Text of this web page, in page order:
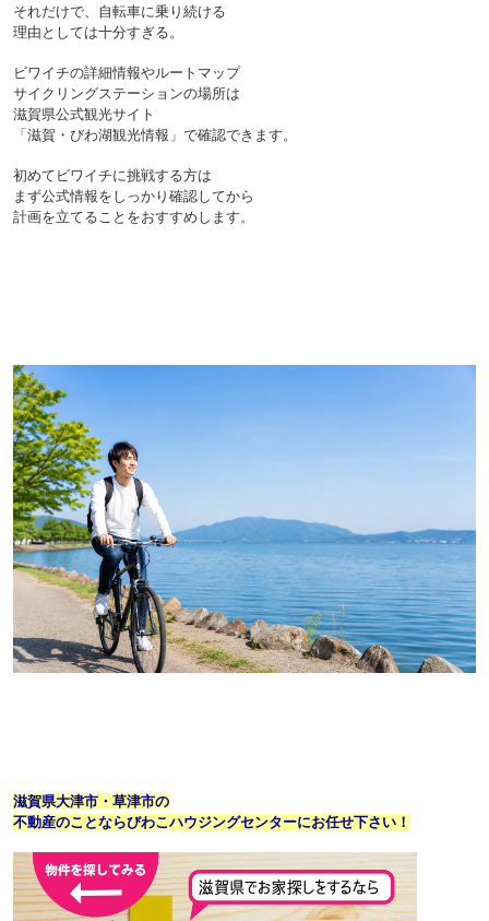
それだけで、自転車に乗り続ける
理由としては十分すぎる。
ビワイチの詳細情報やルートマップ
サイクリングステーションの場所は
滋賀県公式観光サイト
「滋賀・びわ湖観光情報」で確認できます。
初めてビワイチに挑戦する方は
まず公式情報をしっかり確認してから
計画を立てることをおすすめします。
滋賀県大津市・草津市の
不動産のことならびわこハウジングセンターにお任せ下さい！